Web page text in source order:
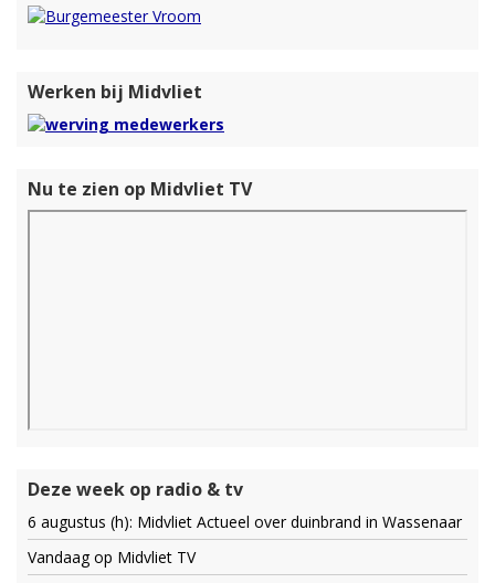
Werken bij Midvliet
Nu te zien op Midvliet TV
Deze week op radio & tv
6 augustus (h): Midvliet Actueel over duinbrand in Wassenaar
Vandaag op Midvliet TV